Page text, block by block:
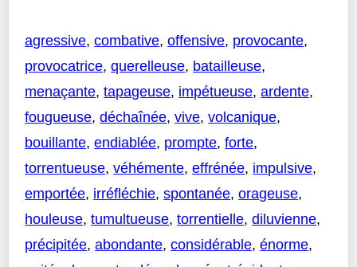
agressive,combative,offensive, provocante,
provocatrice,querelleuse, batailleuse,
menaçante,tapageuse, impétueuse,ardente,
fougueuse,déchaînée,vive,volcanique,
bouillante,endiablée, prompte,forte,
torrentueuse,véhémente,effrénée, impulsive,
emportée, irréfléchie,spontanée,orageuse,
houleuse,tumultueuse,torrentielle,diluvienne,
précipitée,abondante,considérable,énorme,